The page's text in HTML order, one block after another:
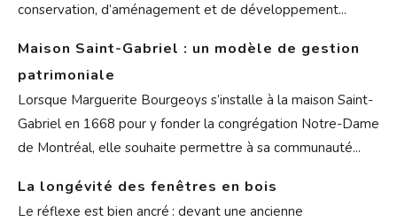
conservation, d’aménagement et de développement...
Maison Saint-Gabriel : un modèle de gestion
patrimoniale
Lorsque Marguerite Bourgeoys s’installe à la maison Saint-
Gabriel en 1668 pour y fonder la congrégation Notre-Dame
de Montréal, elle souhaite permettre à sa communauté...
La longévité des fenêtres en bois
Le réflexe est bien ancré : devant une ancienne